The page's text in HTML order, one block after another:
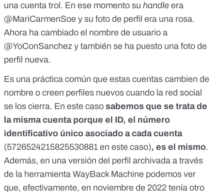
una cuenta trol. En ese momento su handle era
@MariCarmenSoe y su foto de perfil era una rosa.
Ahora ha cambiado el nombre de usuario a
@YoConSanchez y también se ha puesto una foto de
perfil nueva.
Es una práctica común que estas cuentas cambien de
nombre o creen perfiles nuevos cuando la red social
se los cierra. En este caso sabemos que se trata de
la misma cuenta porque el ID, el número
identificativo único asociado a cada cuenta
(5726524215825530881 en este caso), es el mismo.
Además, en una versión del perfil archivada a través
de la herramienta WayBack Machine podemos ver
que, efectivamente, en noviembre de 2022 tenía otro